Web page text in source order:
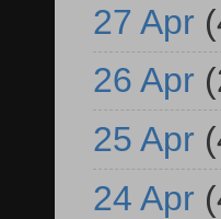
27 Apr
26 Apr
25 Apr
24 Apr